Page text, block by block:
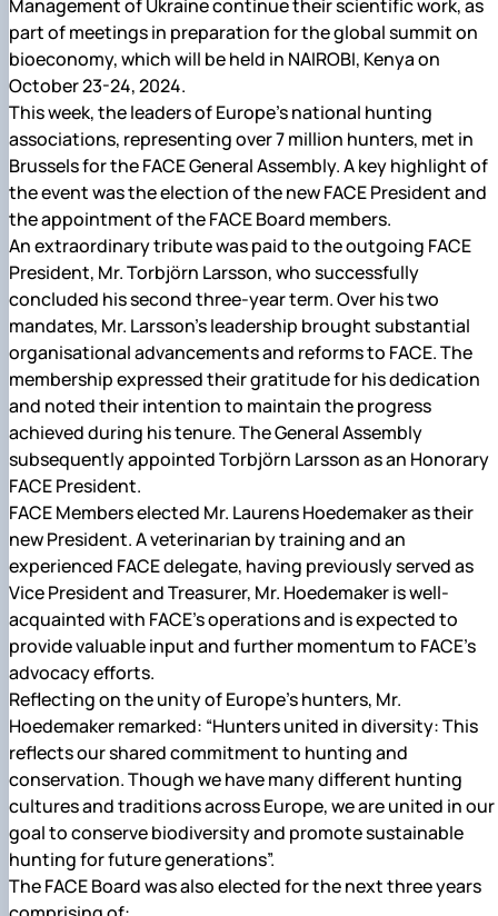
Іноземні мови
Працевлаштування
Їдальні та буфети
Студентські квитки
Центр вивчення мов
Психологічна підтримка
Інклюзивне середовище
Рада молодих вчених
Наукові школи
Стартап школа НУБіП України
Методичні рекомендації, пам'ятки
Форми документів
Патентно-ліцензійна діяльність
ЦКНО «Агропромисловий комплекс, лісове і
садово-паркове господарство, ветеринарна
медицина»
Обладнання НУБіП України
Біоетична комісія
Наукові видання
Досліднику та автору
Звіт про проведення НТЗ
Наукові журнали НУБіП України
Наукові журнали НУБіП України (English)
Пам'ятка про проведення науково-
заходів
Порядок планування та організації
проведення НТЗ
Результати науково-технічних заходів
Монографії
Наука для бізнесу
Каталог наукових послуг
«SEB-2024»
«SEB-2025»
Наглядова рада
Рада роботодавців
Благодійний фонд «Голосіївська ініціатива
2020»
Історія університету
Видатні випускники та працівники
Звіт ректора
Пам'яті захисників України
Почесні доктори і професори НУБіП України
Пресслужба
Університетський кур'єр
Вибори ректора
Програма розвитку університету
ініціатива – 2025»
Доступ до публічної інформації
Державні закупівлі
Офіційна символіка
Антикорупційні заходи
Уповноважена особа з питань запобігання
виявлення корупції
Положення про антикорупційного
уповноваженого НУБіП України
Національні нормативно-правові акти
Нормативно-правові акти НУБіП України
Інформаційні ресурси НАЗК
Методичні роз’яснення НАЗК
Антикорупційні заходи
Гендерна радниця
Контактна інформація
Management of Ukraine continue their scientific work, as
part of meetings in preparation for the global summit on
bioeconomy, which will be held in NAIROBI, Kenya on
October 23-24, 2024.
This week, the leaders of Europe’s national hunting
associations, representing over 7 million hunters, met in
Brussels for the FACE General Assembly. A key highlight of
the event was the election of the new FACE President and
the appointment of the FACE Board members.
An extraordinary tribute was paid to the outgoing FACE
President, Mr. Torbjörn Larsson, who successfully
concluded his second three-year term. Over his two
mandates, Mr. Larsson’s leadership brought substantial
organisational advancements and reforms to FACE. The
membership expressed their gratitude for his dedication
and noted their intention to maintain the progress
achieved during his tenure. The General Assembly
subsequently appointed Torbjörn Larsson as an Honorary
FACE President.
FACE Members elected Mr. Laurens Hoedemaker as their
new President. A veterinarian by training and an
experienced FACE delegate, having previously served as
Vice President and Treasurer, Mr. Hoedemaker is well-
acquainted with FACE’s operations and is expected to
provide valuable input and further momentum to FACE’s
advocacy efforts.
Reflecting on the unity of Europe’s hunters, Mr.
Hoedemaker remarked: “Hunters united in diversity: This
reflects our shared commitment to hunting and
conservation. Though we have many different hunting
cultures and traditions across Europe, we are united in our
goal to conserve biodiversity and promote sustainable
hunting for future generations”.
The FACE Board was also elected for the next three years